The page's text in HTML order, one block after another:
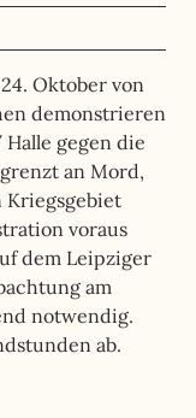
Oktober von
demonstrieren
gegen die
an Mord,
voraus
dem Leipziger
am
notwendig.
ab.